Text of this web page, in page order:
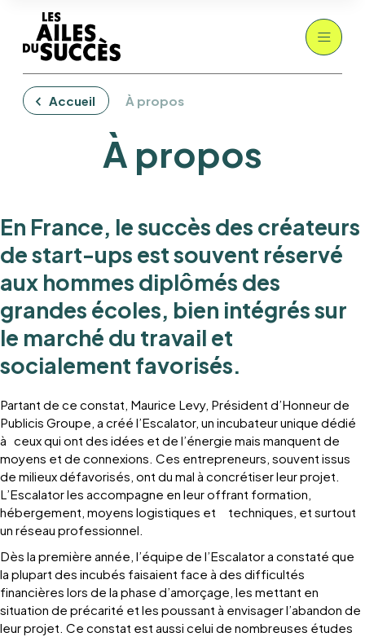
contenu
Accueil À propos
À propos
En France, le succès des créateurs
de start-ups est souvent réservé
aux hommes diplômés des
grandes écoles, bien intégrés sur
le marché du travail et
socialement favorisés.
Partant de ce constat, Maurice Levy, Président d’Honneur de
Publicis Groupe, a créé l’Escalator, un incubateur unique dédié
à ceux qui ont des idées et de l’énergie mais manquent de
moyens et de connexions. Ces entrepreneurs, souvent issus
de milieux défavorisés, ont du mal à concrétiser leur projet.
L’Escalator les accompagne en leur offrant formation,
hébergement, moyens logistiques et techniques, et surtout
un réseau professionnel.
Dès la première année, l’équipe de l’Escalator a constaté que
la plupart des incubés faisaient face à des difficultés
financières lors de la phase d’amorçage, les mettant en
situation de précarité et les poussant à envisager l’abandon de
leur projet. Ce constat est aussi celui de nombreuses études